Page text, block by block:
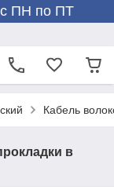
с ПН по ПТ
Кабель
в